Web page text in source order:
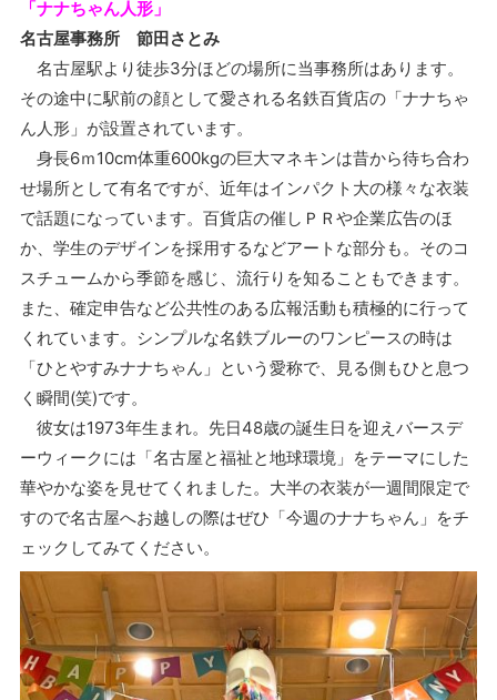
「ナナちゃん人形」
名古屋事務所 節田さとみ
名古屋駅より徒歩3分ほどの場所に当事務所はあります。
その途中に駅前の顔として愛される名鉄百貨店の「ナナちゃ
ん人形」が設置されています。
身長6ｍ10cm体重600kgの巨大マネキンは昔から待ち合わ
せ場所として有名ですが、近年はインパクト大の様々な衣装
で話題になっています。百貨店の催しＰＲや企業広告のほ
か、学生のデザインを採用するなどアートな部分も。そのコ
スチュームから季節を感じ、流行りを知ることもできます。
また、確定申告など公共性のある広報活動も積極的に行って
くれています。シンプルな名鉄ブルーのワンピースの時は
「ひとやすみナナちゃん」という愛称で、見る側もひと息つ
く瞬間(笑)です。
彼女は1973年生まれ。先日48歳の誕生日を迎えバースデ
ーウィークには「名古屋と福祉と地球環境」をテーマにした
華やかな姿を見せてくれました。大半の衣装が一週間限定で
すので名古屋へお越しの際はぜひ「今週のナナちゃん」をチ
ェックしてみてください。